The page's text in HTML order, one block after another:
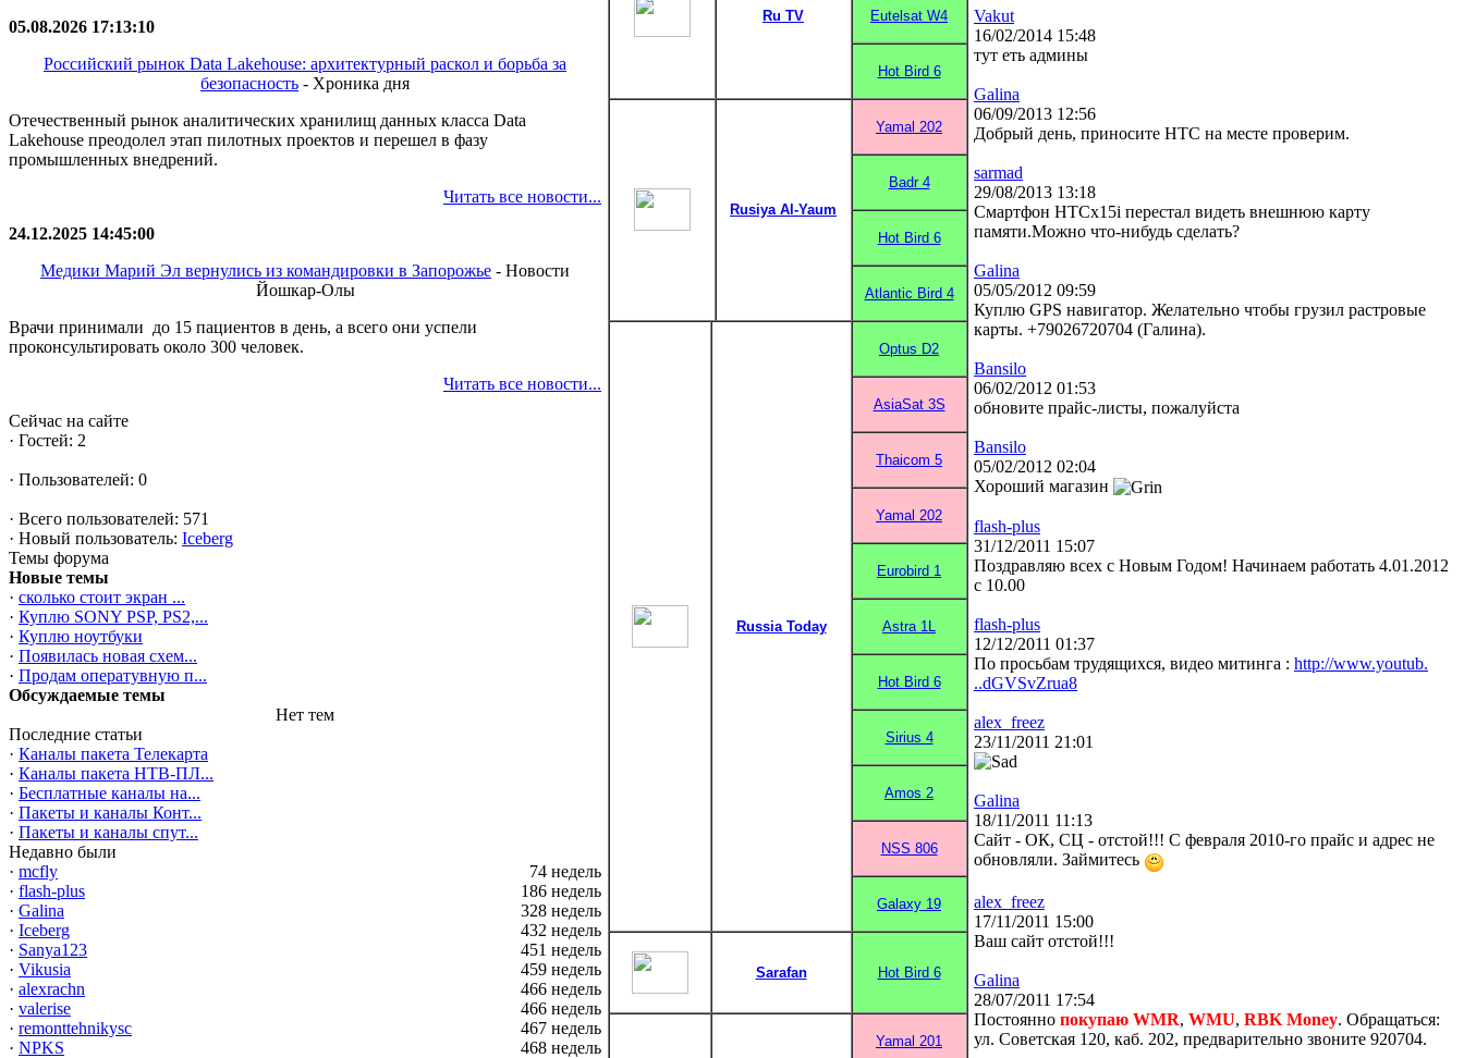
05.08.2026 17:13:10
Российский рынок Data Lakehouse: архитектурный раскол и борьба за
безопасность - Хроника дня
Отечественный рынок аналитических хранилищ данных класса Data
Lakehouse преодолел этап пилотных проектов и перешел в фазу
промышленных внедрений.
Читать все новости...
24.12.2025 14:45:00
Медики Марий Эл вернулись из командировки в Запорожье - Новости
Йошкар-Олы
Врачи принимали до 15 пациентов в день, а всего они успели
проконсультировать около 300 человек.
Читать все новости...
Сейчас на сайте
· Гостей: 2
· Пользователей: 0
· Всего пользователей: 571
· Новый пользователь: Iceberg
Темы форума
Новые темы
· сколько стоит экран ...
· Куплю SONY PSP, PS2,...
· Куплю ноутбуки
· Появилась новая схем...
· Продам оператувную п...
Обсуждаемые темы
Нет тем
Последние статьи
· Каналы пакета Телекарта
· Каналы пакета НТВ-ПЛ...
· Бесплатные каналы на...
· Пакеты и каналы Конт...
· Пакеты и каналы спут...
Недавно были
· mcfly
74 недель
· flash-plus
186 недель
· Galina
328 недель
· Iceberg
432 недель
· Sanya123
451 недель
· Vikusia
459 недель
· alexrachn
466 недель
· valerise
466 недель
· remonttehnikysc
467 недель
· NPKS 468 недель
Ru TV Eutelsat W4
Hot Bird 6
Rusiya Al-Yaum
Yamal 202
Badr 4
Hot Bird 6
Atlantic Bird 4
Russia Today
Optus D2
AsiaSat 3S
Thaicom 5
Yamal 202
Eurobird 1
Astra 1L
Hot Bird 6
Sirius 4
Amos 2
NSS 806
Galaxy 19
Sarafan Hot Bird 6
Yamal 201
Vakut
16/02/2014 15:48
тут еть админы
Galina
06/09/2013 12:56
Добрый день, приносите HTC на месте проверим.
sarmad
29/08/2013 13:18
Смартфон HTCx15i перестал видеть внешнюю карту
памяти.Можно что-нибудь сделать?
Galina
05/05/2012 09:59
Куплю GPS навигатор. Желательно чтобы грузил растровые
карты. +79026720704 (Галина).
Bansilo
06/02/2012 01:53
обновите прайс-листы, пожалуйста
Bansilo
05/02/2012 02:04
Хороший магазин
flash-plus
31/12/2011 15:07
Поздравляю всех с Новым Годом! Начинаем работать 4.01.2012
с 10.00
flash-plus
12/12/2011 01:37
По просьбам трудящихся, видео митинга : http://www.youtub.
..dGVSvZrua8
alex_freez
23/11/2011 21:01
Galina
18/11/2011 11:13
Сайт - ОК, СЦ - отстой!!! С февраля 2010-го прайс и адрес не
обновляли. Займитесь
alex_freez
17/11/2011 15:00
Ваш сайт отстой!!!
Galina
28/07/2011 17:54
Постоянно покупаю WMR, WMU, RBK Money. Обращаться:
ул. Советская 120, каб. 202, предварительно звоните 920704.